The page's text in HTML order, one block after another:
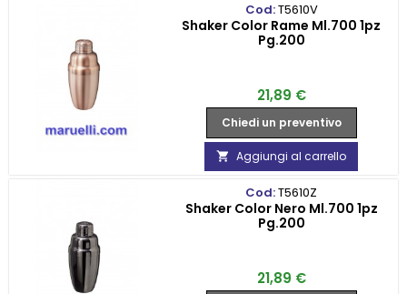
Cod:T5610V
Shaker Color Rame Ml.700 1pz
Pg.200
Prezzo
21,89 €
Chiedi un preventivo
 Aggiungi al carrello
Cod:T5610Z
Shaker Color Nero Ml.700 1pz
Pg.200
Prezzo
21,89 €